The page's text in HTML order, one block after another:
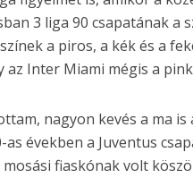
3 liga 90 csapatának a
a piros, a kék és a
az Inter Miami mégis a
nagyon kevés a ma
as években a Juventus
fiaskónak volt